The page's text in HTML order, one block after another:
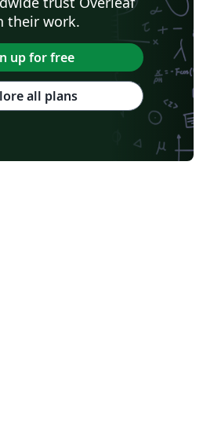
their work.
up for free
all plans